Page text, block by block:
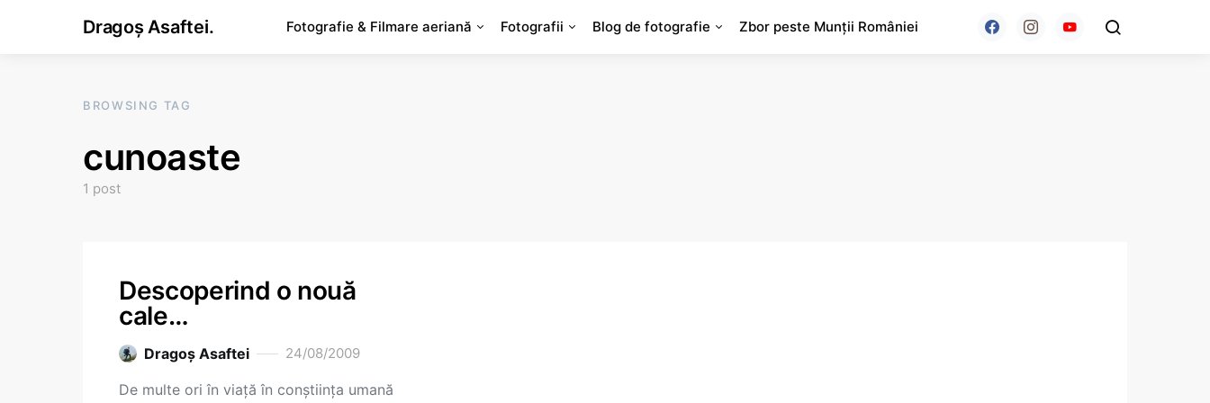
Dragoș Asaftei. Fotografie & Filmare aeriană Fotografii Blog de fotografie Zbor peste Munții României
BROWSING TAG
cunoaste
1 post
Descoperind o nouă
cale…
Dragoş Asaftei 24/08/2009
De multe ori în viaţă în conştiinţa umană